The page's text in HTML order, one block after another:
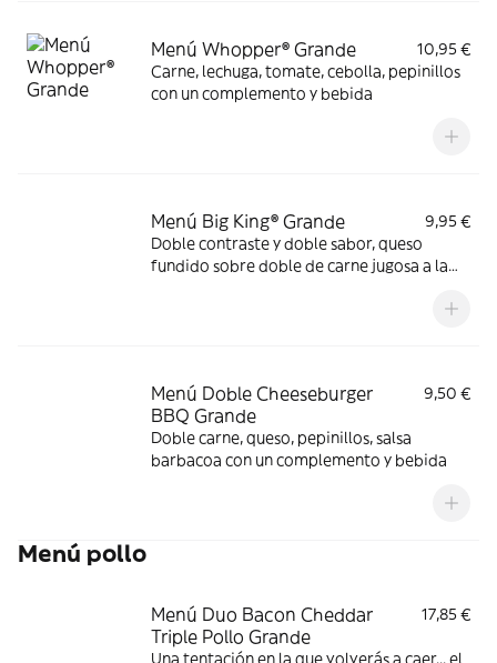
Menú Whopper® Grande
10,95 €
Carne, lechuga, tomate, cebolla, pepinillos
con un complemento y bebida
Menú Big King® Grande
9,95 €
Doble contraste y doble sabor, queso
fundido sobre doble de carne jugosa a la
bañados en exquisita salsa Big King entre
Menú Doble Cheeseburger
BBQ Grande
9,50 €
Doble carne, queso, pepinillos, salsa
barbacoa con un complemento y bebida
Menú pollo
Menú Duo Bacon Cheddar
Triple Pollo Grande
17,85 €
Una tentación en la que volverás a caer... el